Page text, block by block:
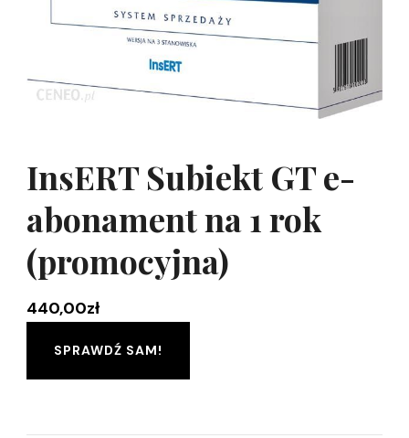
InsERT Subiekt GT e-
abonament na 1 rok
(promocyjna)
440,00zł
SPRAWDŹ SAM!